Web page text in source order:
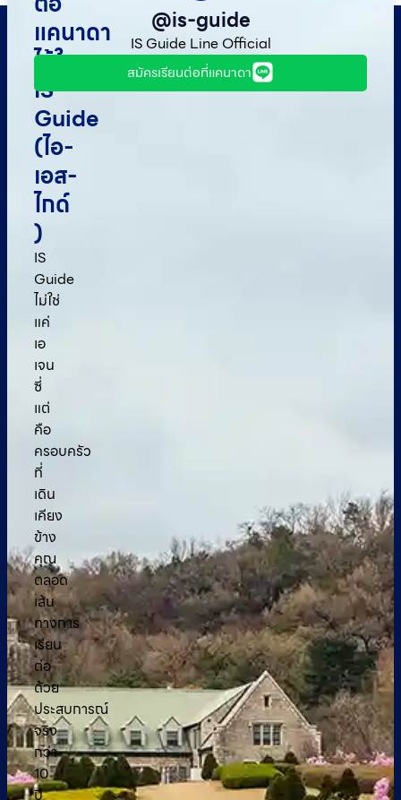
แคนาดา
ไว้ใจ
IS
Guide
(ไอ-
เอส-
ไกด์​
)
IS
Guide
ไม่ใช่
แค่
เอ
เจน
ซี่
แต่
คือ
ครอบครัว
ที่
เดิน
เคียง
ข้าง
คุณ
ตลอด
เส้น
ทางการ
เรียน
ต่อ
ด้วย
ประสบการณ์
จริง
กว่า
10
ปี
@is-guide
IS Guide Line Official
สมัครเรียนต่อที่แคนาดา